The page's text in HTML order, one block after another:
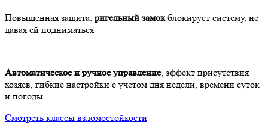
Повышенная защита: ригельный замокблокирует систему, не
давая ей подниматься
Автоматическое и ручное управление, эффект присутствия
хозяев, гибкие настройки с учетом дня недели, времени суток
и погоды
Смотреть классы взломостойкости